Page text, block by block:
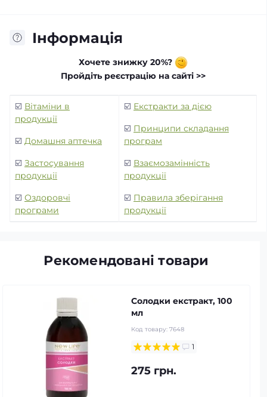
Інформація
Хочете знижку 20%?
Пройдіть реєстрацію на сайті >>
☑️ Вітаміни в
продукції
☑️ Домашня аптечка
☑️ Застосування
продукції
☑️ Оздоровчі
програми
☑️ Екстракти за дією
☑️ Принципи складання
програм
☑️ Взаємозамінність
продукції
☑️ Правила зберігання
продукції
Рекомендовані товари
Солодки екстракт, 100
мл
Код товару: 7648
1
275 грн.